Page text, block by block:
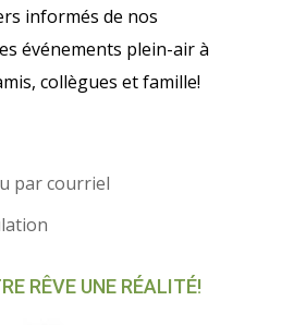
informés de nos
événements plein-air à
collègues et famille!
par courriel
RÊVE UNE RÉALITÉ!